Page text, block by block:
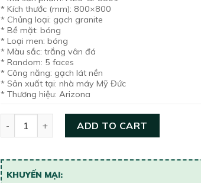
* Kích thước (mm): 800×800
* Chủng loại: gạch granite
* Bề mặt: bóng
* Loại men: bóng
* Màu sắc: trắng vân đá
* Random: 5 faces
* Công năng: gạch lát nền
* Sản xuất tại: nhà máy Mỹ Đức
* Thương hiệu: Arizona
ADD TO CART
KHUYẾN MẠI: